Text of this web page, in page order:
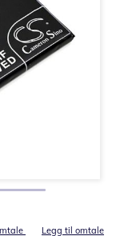
Legg til omtale